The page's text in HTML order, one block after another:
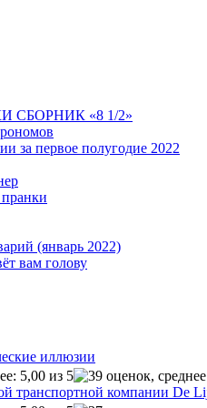
СБОРНИК «8 1/2»
за первое полугодие 2022
(январь 2022)
вам голову
иллюзии
транспортной компании De